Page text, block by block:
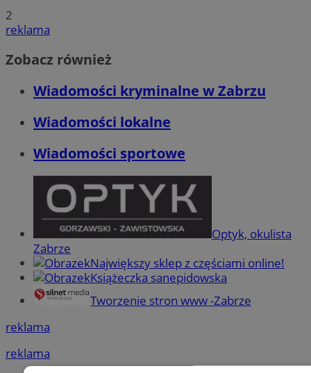
2
reklama
Zobacz również
Wiadomości kryminalne w Zabrzu
Wiadomości lokalne
Wiadomości sportowe
Optyk, okulista
Zabrze
Największy sklep z częściami online!
Książeczka sanepidowska
Tworzenie stron www -Zabrze
reklama
reklama